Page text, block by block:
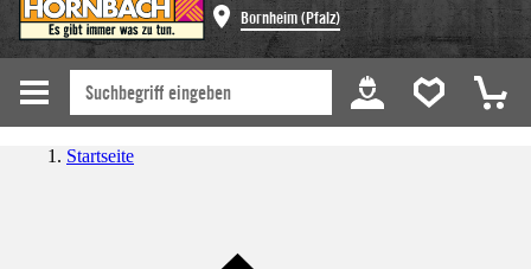
Bornheim (Pfalz)
Startseite